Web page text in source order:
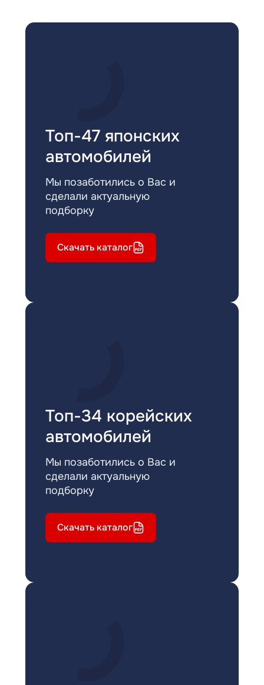
Топ-47 японских
автомобилей
Мы позаботились о Вас и
сделали актуальную
подборку
Скачать каталог
Топ-34 корейских
автомобилей
Мы позаботились о Вас и
сделали актуальную
подборку
Скачать каталог